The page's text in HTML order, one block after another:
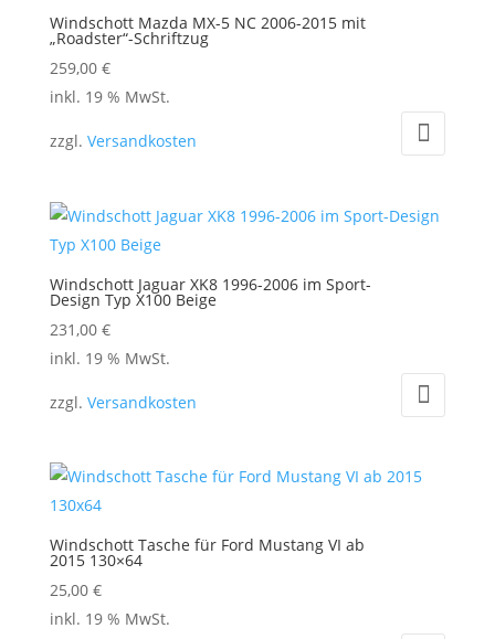
Windschott Mazda MX-5 NC 2006-2015 mit
„Roadster“-Schriftzug
259,00 €
inkl. 19 % MwSt.
zzgl. Versandkosten
Windschott Jaguar XK8 1996-2006 im Sport-
Design Typ X100 Beige
231,00 €
inkl. 19 % MwSt.
zzgl. Versandkosten
Windschott Tasche für Ford Mustang VI ab
2015 130×64
25,00 €
inkl. 19 % MwSt.